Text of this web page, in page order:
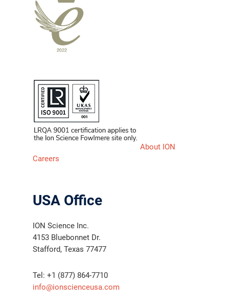
About ION
Careers
USA Office
ION Science Inc.
4153 Bluebonnet Dr.
Stafford, Texas 77477
Tel: +1 (877) 864-7710
info@ionscienceusa.com